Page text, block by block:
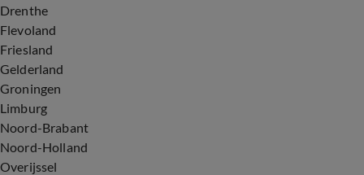
Drenthe
Flevoland
Friesland
Gelderland
Groningen
Limburg
Noord-Brabant
Noord-Holland
Overijssel